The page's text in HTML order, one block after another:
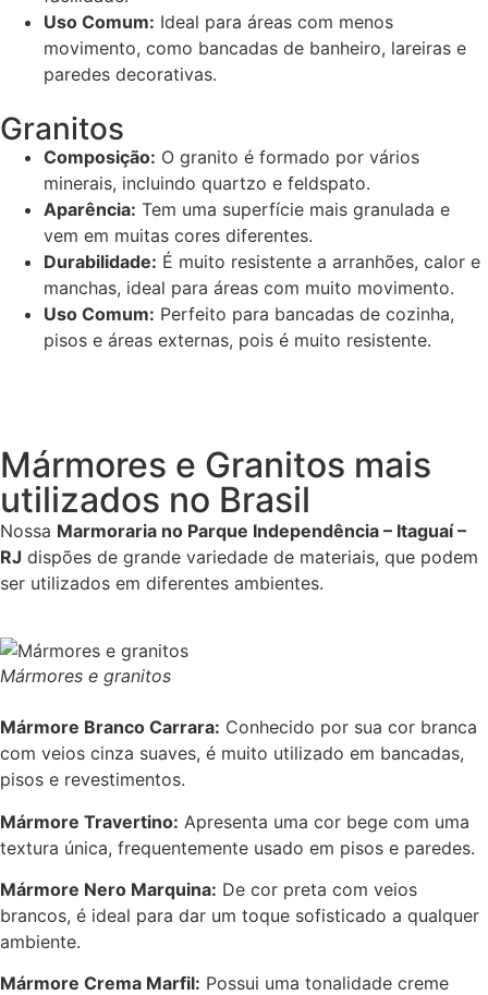
Uso Comum: Ideal para áreas com menos
movimento, como bancadas de banheiro, lareiras e
paredes decorativas.
Granitos
Composição: O granito é formado por vários
minerais, incluindo quartzo e feldspato.
Aparência: Tem uma superfície mais granulada e
vem em muitas cores diferentes.
Durabilidade: É muito resistente a arranhões, calor e
manchas, ideal para áreas com muito movimento.
Uso Comum: Perfeito para bancadas de cozinha,
pisos e áreas externas, pois é muito resistente.
Mármores e Granitos mais
utilizados no Brasil
Nossa Marmoraria no Parque Independência – Itaguaí –
RJ dispões de grande variedade de materiais, que podem
ser utilizados em diferentes ambientes.
Mármores e granitos
Mármore Branco Carrara: Conhecido por sua cor branca
com veios cinza suaves, é muito utilizado em bancadas,
pisos e revestimentos.
Mármore Travertino: Apresenta uma cor bege com uma
textura única, frequentemente usado em pisos e paredes.
Mármore Nero Marquina: De cor preta com veios
brancos, é ideal para dar um toque sofisticado a qualquer
ambiente.
Mármore Crema Marfil: Possui uma tonalidade creme